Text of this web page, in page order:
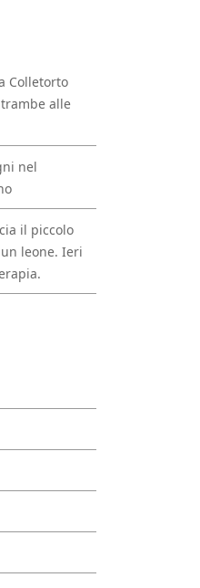
Colletorto
alle
nel
il piccolo
leone. Ieri